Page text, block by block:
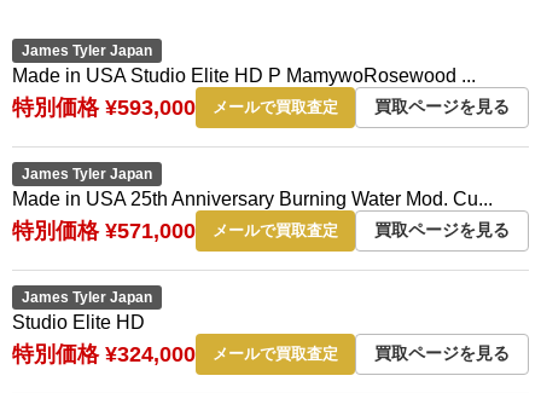
James Tyler Japan
Made in USA Studio Elite HD P MamywoRosewood ...
特別価格 ¥593,000 メールで買取査定 買取ページを見る
James Tyler Japan
Made in USA 25th Anniversary Burning Water Mod. Cu...
特別価格 ¥571,000 メールで買取査定 買取ページを見る
James Tyler Japan
Studio Elite HD
特別価格 ¥324,000 メールで買取査定 買取ページを見る